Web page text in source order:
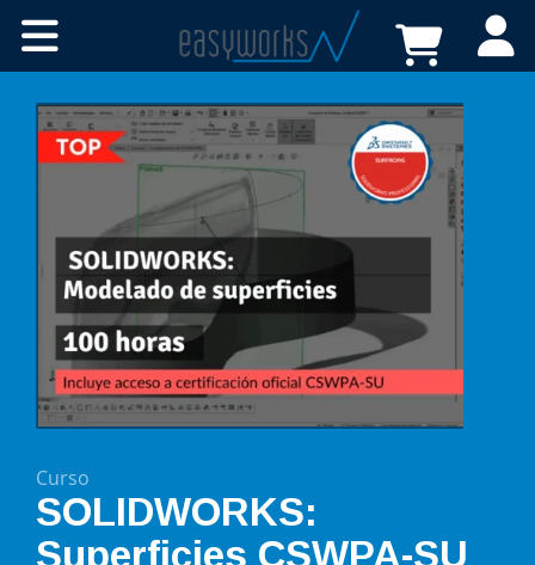
Cursos online
Certificaciones
A medida
Recursos
Tienda
FAQs
Curso
SOLIDWORKS:
Superficies CSWPA-SU